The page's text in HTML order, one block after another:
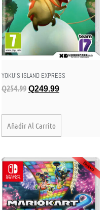
YOKU’S ISLAND EXPRESS
Q254.99 Q249.99
Añadir Al Carrito